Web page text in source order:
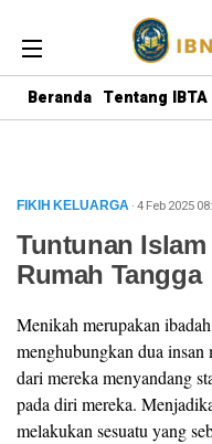
Beranda Tentang IBTA
FIKIH KELUARGA · 4 Feb 2025
Tuntunan
Rumah Tangga
Menikah merupakan
menghubungkan dua
dari mereka menyandang
pada diri mereka.
melakukan sesuatu yang